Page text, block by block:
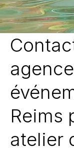
agence
Reims
atelier